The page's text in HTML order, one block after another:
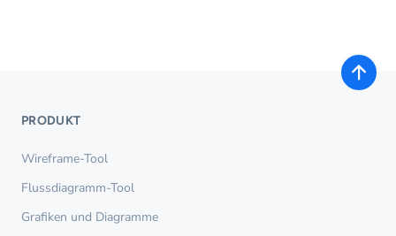
PRODUKT
Wireframe-Tool
Flussdiagramm-Tool
Grafiken und Diagramme